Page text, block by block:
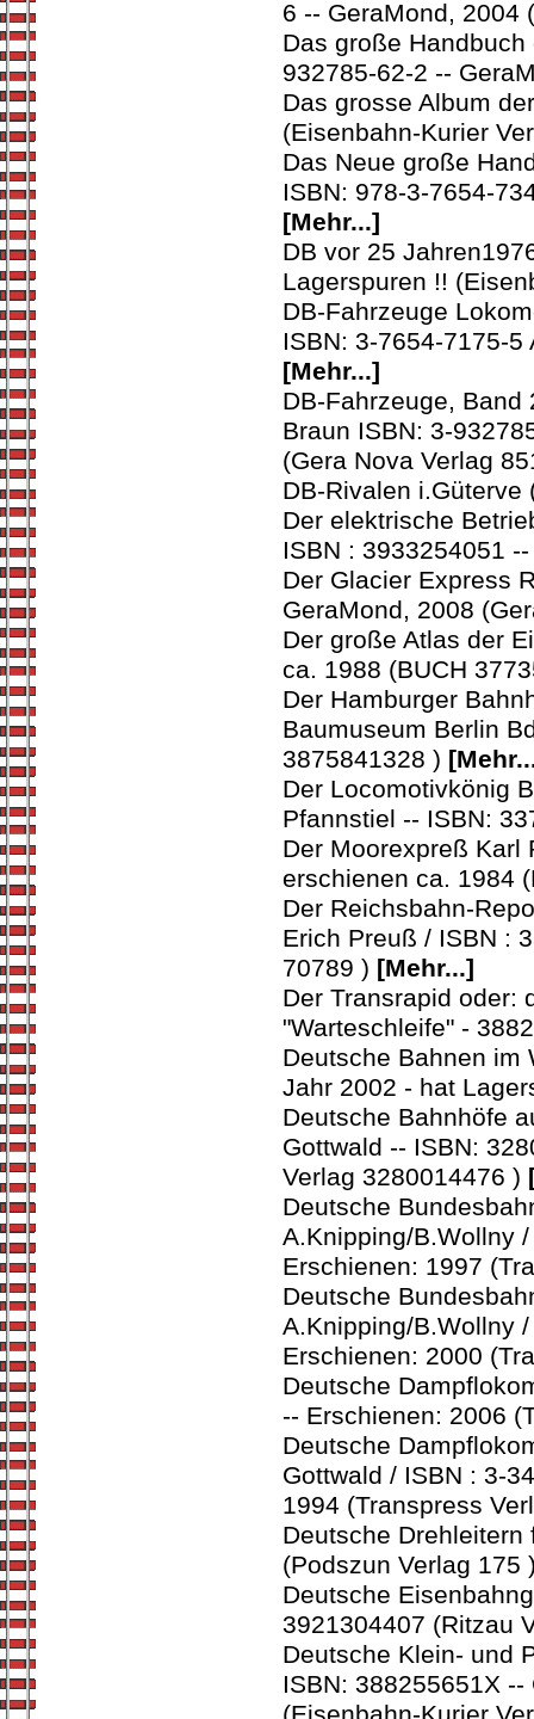
6 -- GeraMond, 2004
Das große
932785-62-2 --
Das grosse Album
(Eisenbahn-Kurier
Das Neue große
ISBN: 978-3-7654-
[Mehr...]
DB vor 25
Lagerspuren !!
DB-Fahrzeuge
ISBN: 3-7654-7175-
[Mehr...]
DB-Fahrzeuge, Band
Braun ISBN: 3-
(Gera Nova Verlag
DB-Rivalen
Der elektrische
ISBN : 3933254051
Der Glacier Express
GeraMond, 2008
Der große Atlas der
ca. 1988 (BUCH
Der Hamburger
Baumuseum Berlin
3875841328 )
Der Locomotivkönig
Pfannstiel -- ISBN:
Der Moorexpreß Karl
erschienen ca. 1984
Der Reichsbahn-
Erich Preuß / ISBN :
70789 ) [Mehr...]
Der Transrapid oder:
"Warteschleife" -
Deutsche Bahnen im
Jahr 2002 - hat
Deutsche Bahnhöfe
Gottwald -- ISBN:
Verlag 3280014476 )
Deutsche
A.Knipping/B.Wollny
Erschienen: 1997
Deutsche
A.Knipping/B.Wollny
Erschienen: 2000
Deutsche
-- Erschienen: 2006
Deutsche
Gottwald / ISBN : 3-
1994 (Transpress
Deutsche
(Podszun Verlag 175
Deutsche
3921304407 (Ritzau
Deutsche Klein- und
ISBN: 388255651X